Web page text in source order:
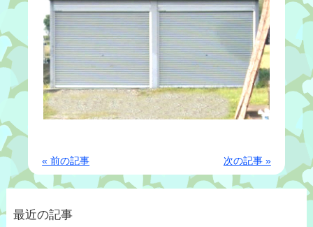
« 前の記事 次の記事 »
最近の記事